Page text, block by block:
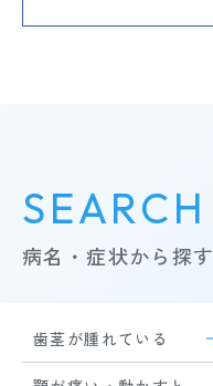
SEARCH
病名・症状から探す
歯茎が腫れている